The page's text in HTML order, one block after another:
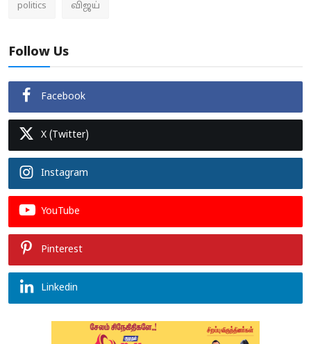
politics விஜய்
Follow Us
Facebook
X (Twitter)
Instagram
YouTube
Pinterest
Linkedin